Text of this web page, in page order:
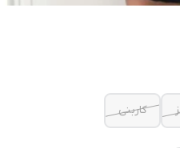
کاربنی